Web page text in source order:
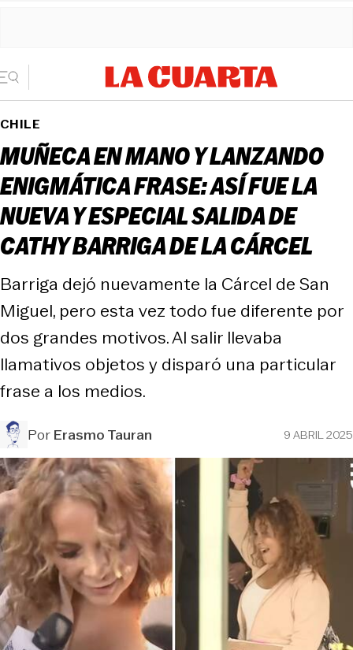
CHILE
MUÑECA EN MANO Y LANZANDO
ENIGMÁTICA FRASE: ASÍ FUE LA
NUEVA Y ESPECIAL SALIDA DE
CATHY BARRIGA DE LA CÁRCEL
Barriga dejó nuevamente la Cárcel de San
Miguel, pero esta vez todo fue diferente por
dos grandes motivos. Al salir llevaba
llamativos objetos y disparó una particular
frase a los medios.
PorErasmo Tauran 9 ABRIL 2025